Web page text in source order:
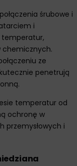
śrubowe i
i
temperatur,
chemicznych.
ze
penetrują
temperatur od
ochronę w
przemysłowych i